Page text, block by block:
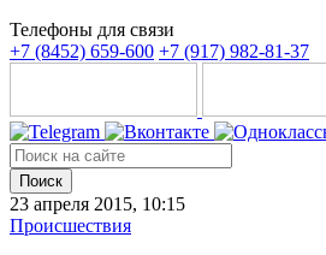
Телефоны для связи
+7 (8452) 659-600 +7 (917) 982-81-37
Поиск
23 апреля 2015, 10:15
Происшествия